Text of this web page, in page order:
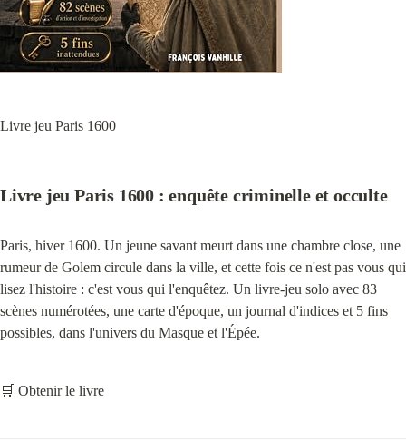
Livre jeu Paris 1600
Livre jeu Paris 1600 : enquête criminelle et occulte
Paris, hiver 1600. Un jeune savant meurt dans une chambre close, une
rumeur de Golem circule dans la ville, et cette fois ce n'est pas vous qui
lisez l'histoire : c'est vous qui l'enquêtez. Un livre-jeu solo avec 83
scènes numérotées, une carte d'époque, un journal d'indices et 5 fins
possibles, dans l'univers du Masque et l'Épée.
🛒 Obtenir le livre